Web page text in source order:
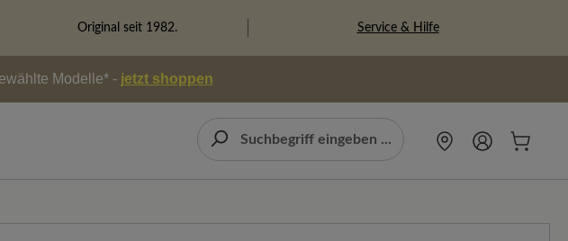
Original seit 1982. Service & Hilfe
Modelle* - jetzt shoppen